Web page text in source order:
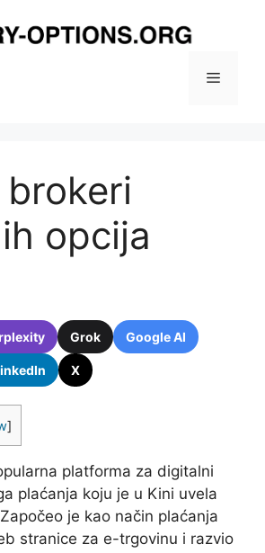
opcija
Grok Google AI
X
]
platforma za digitalni
plaćanja koju je u Kini uvela
je kao način plaćanja
stranice za e-trgovinu i razvio